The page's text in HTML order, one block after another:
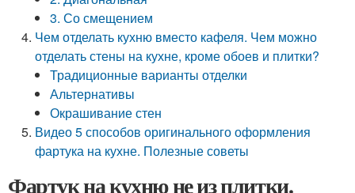
3. Со смещением
Чем отделать кухню вместо кафеля. Чем можно
отделать стены на кухне, кроме обоев и плитки?
Традиционные варианты отделки
Альтернативы
Окрашивание стен
Видео 5 способов оригинального оформления
фартука на кухне. Полезные советы
Фартук на кухню не из плитки.